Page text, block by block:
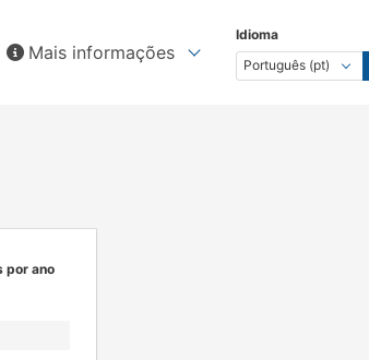
Mais informações
Idioma
por ano